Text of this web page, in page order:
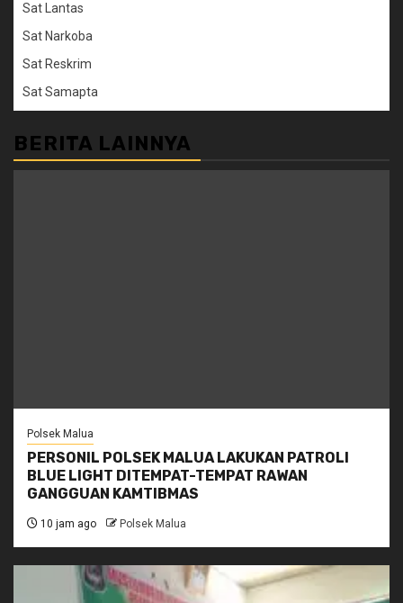
Sat Lantas
Sat Narkoba
Sat Reskrim
Sat Samapta
BERITA LAINNYA
Polsek Malua
PERSONIL POLSEK MALUA LAKUKAN PATROLI
BLUE LIGHT DITEMPAT-TEMPAT RAWAN
GANGGUAN KAMTIBMAS
10 jam ago Polsek Malua